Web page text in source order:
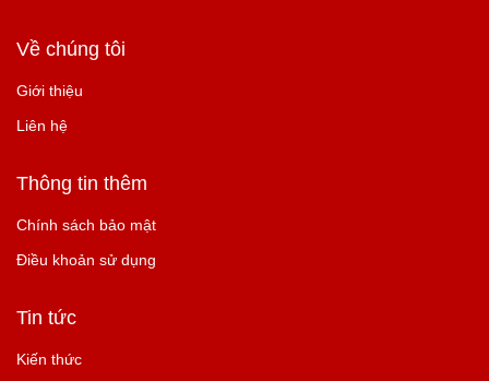
Về chúng tôi
Giới thiệu
Liên hệ
Thông tin thêm
Chính sách bảo mật
Điều khoản sử dụng
Tin tức
Kiến thức